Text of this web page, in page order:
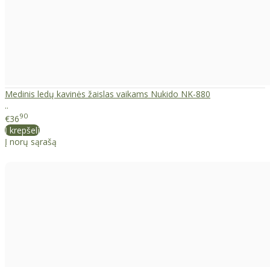
Medinis ledų kavinės žaislas vaikams Nukido NK-880
..
€3690
Į krepšelį
Į norų sąrašą